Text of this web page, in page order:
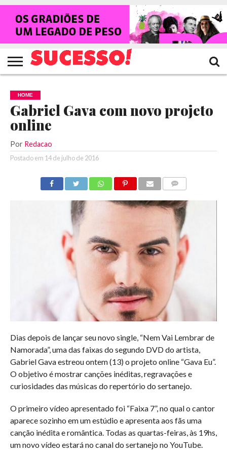
HOME
NOTÍCIAS
SHOWS
ENTREVISTAS
CLIQUES
RANKING
CROWLEY
TV
SUCESSO!
REVISTA
SUCESSO!
HOME
Gabriel Gava com novo projeto
online
Por Redacao
Postado em 14 de julho de 2016
Dias depois de lançar seu novo single, “Nem Vai Lembrar de
Namorada”, uma das faixas do segundo DVD do artista,
Gabriel Gava estreou ontem (13) o projeto online “Gava Eu”.
O objetivo é mostrar canções inéditas, regravações e
curiosidades das músicas do repertório do sertanejo.
O primeiro vídeo apresentado foi “Faixa 7”, no qual o cantor
aparece sozinho em um estúdio e apresenta aos fãs uma
canção inédita e romântica. Todas as quartas-feiras, às 19hs,
um novo vídeo estará no canal do sertanejo no YouTube.